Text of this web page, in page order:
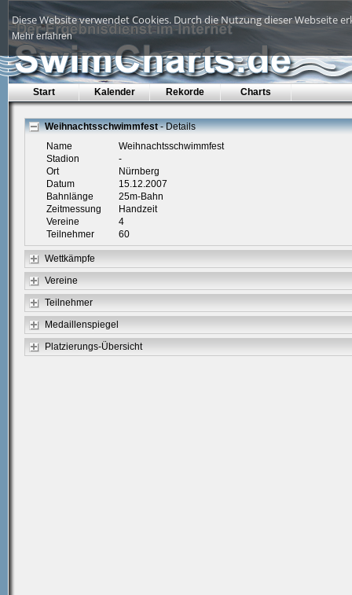
Diese Website verwendet Cookies. Durch die Nutzung dieser Webseite
Mehr erfahren
Start Kalender Rekorde Charts
Weihnachtsschwimmfest- Details
Name
Weihnachtsschwimmfest
Stadion
-
Ort
Nürnberg
Datum
15.12.2007
Bahnlänge
25m-Bahn
Zeitmessung
Handzeit
Vereine
4
Teilnehmer
60
Wettkämpfe
Vereine
Teilnehmer
Medaillenspiegel
Platzierungs-Übersicht